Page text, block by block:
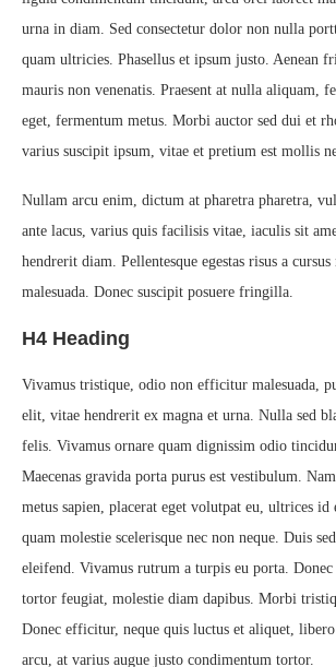
urna in diam. Sed consectetur dolor non nulla
quam ultricies. Phasellus et ipsum justo. Aenean
mauris non venenatis. Praesent at nulla aliquam,
eget, fermentum metus. Morbi auctor sed dui et
varius suscipit ipsum, vitae et pretium est mollis
Nullam arcu enim, dictum at pharetra pharetra,
ante lacus, varius quis facilisis vitae, iaculis sit
hendrerit diam. Pellentesque egestas risus a
malesuada. Donec suscipit posuere fringilla.
H4 Heading
Vivamus tristique, odio non efficitur malesuada,
elit, vitae hendrerit ex magna et urna. Nulla sed
felis. Vivamus ornare quam dignissim odio
Maecenas gravida porta purus est vestibulum.
metus sapien, placerat eget volutpat eu, ultrices id
quam molestie scelerisque nec non neque. Duis
eleifend. Vivamus rutrum a turpis eu porta. Donec
tortor feugiat, molestie diam dapibus. Morbi
Donec efficitur, neque quis luctus et aliquet,
arcu, at varius augue justo condimentum tortor.